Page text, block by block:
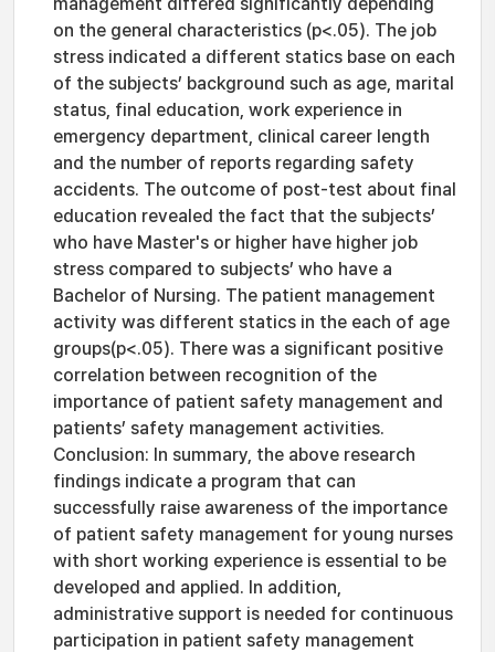
on the general characteristics (p<.05). The job
stress indicated a different statics base on each
of the subjects’ background such as age, marital
status, final education, work experience in
emergency department, clinical career length
and the number of reports regarding safety
accidents. The outcome of post-test about final
education revealed the fact that the subjects’
who have Master's or higher have higher job
stress compared to subjects’ who have a
Bachelor of Nursing. The patient management
activity was different statics in the each of age
groups(p<.05). There was a significant positive
correlation between recognition of the
importance of patient safety management and
patients’ safety management activities.
Conclusion: In summary, the above research
findings indicate a program that can
successfully raise awareness of the importance
of patient safety management for young nurses
with short working experience is essential to be
developed and applied. In addition,
administrative support is needed for continuous
participation in patient safety management